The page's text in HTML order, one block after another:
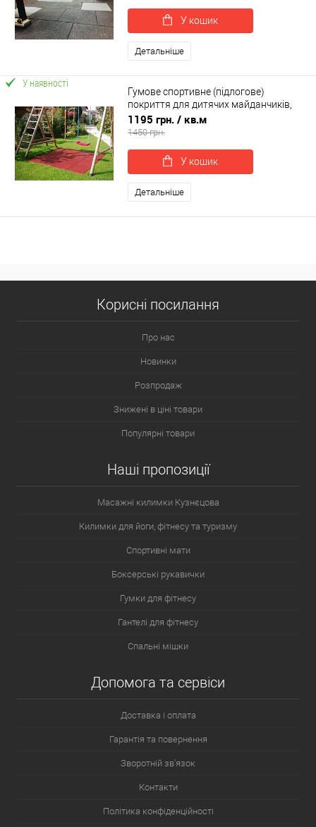
У кошик
Детальніше
У наявності
Гумове спортивне (підлогове)
покриття для дитячих майданчиків,
спортзал 35мм OSPORT (П35)
1195 грн. / кв.м
1450 грн.
У кошик
Детальніше
Корисні посилання
Про нас
Новинки
Розпродаж
Знижені в ціні товари
Популярні товари
Наші пропозиції
Масажні килимки Кузнєцова
Килимки для йоги, фітнесу та туризму
Спортивні мати
Боксерські рукавички
Гумки для фітнесу
Гантелі для фітнесу
Спальні мішки
Допомога та сервіси
Доставка і оплата
Гарантія та повернення
Зворотній зв'язок
Контакти
Політика конфіденційності